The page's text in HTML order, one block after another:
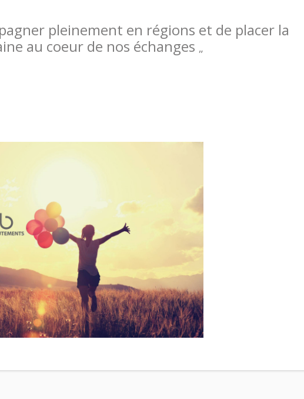
pleinement en régions et de placer la
au coeur de nos échanges „